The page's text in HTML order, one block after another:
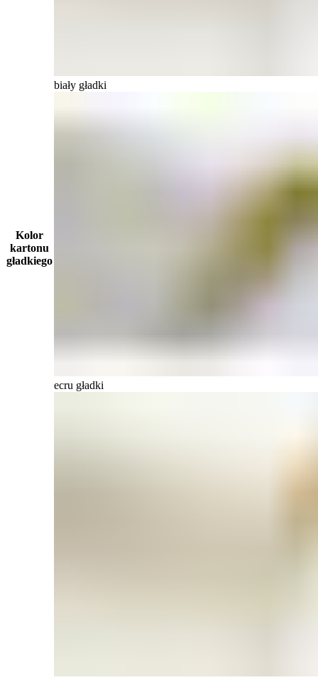
Kolor
kartonu
gładkiego
biały gładki
ecru gładki